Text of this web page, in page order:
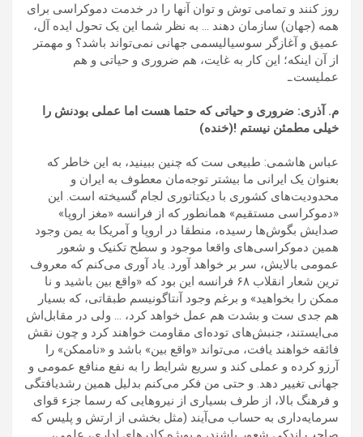
روز کنند و تمامی توش و توان آنها را در خدمت دموکراسی برای
همه (جهان) سازمان دهند … به نظر شما این یک تحول ایده آل،
عمیق و آغازگر سوسیالیسمی جهانی نمی‌تواند باشد؟ و مهمتر
از آن اینکه؛ این کار به غایت، هم ضروری و حیاتی و هم
عملیست.ـ
م. آذری: ضروری و حیاتی که حتما هست اما عملی بودنش را
خیلی مطمئن نیستم !(خنده)
عباس هاشمی: طبیعی ست که چنین ببینید، به این خاطر که
بعنوان یک ایرانی ما بیشتر توجه‌مان معطوف به ایران و
محدودیت‌های کشوری با دیکتاتوری لجام گسیخته است. این
«دموکراسی مستقیم» همانطور که از فرانسه «مغز اروپا»
صدایش بگوش‌ها رسیده، منطقا در اروپا و آمریکا به یمن وجود
همین دموکراسی‌های واقعا موجود و سطح تکنیک و شعور
عمومی بالایش، سر بر خواهد آورد. یاد آوری می‌کنم که معروف
ترین شعار انقلاب ۶۸ فرانسه این بود که «واقع بین باشید و نا
ممکن را بخواهید» و برغم وجود آنتاگونیسم طبقاتی، که بسیار
هم جدی ست و بشدت هم عمل خواهد کرد، … ولی در مقابل‌اش
می‌ایستند، جنبش‌های توده‌ای مقاومت خواهند کرد و چون نقش
فائقه خواهند یافت، می‌تواند «واقع بین» باشد و «ناممکن» را
آرزو کرده و عملی کند و سریع شرایط را به نفع منافع عمومی و
جهانی تغییر دهد. و حتی من فکر می‌کنم بدلیل همین رشدیافتگی
و فرهنگ بالا، از طرف بسیاری از نیروهایی که رسما جزء قوای
سرمایه‌داری به حساب می‌آیند (مثل بخشی از ارتش و پلیس که